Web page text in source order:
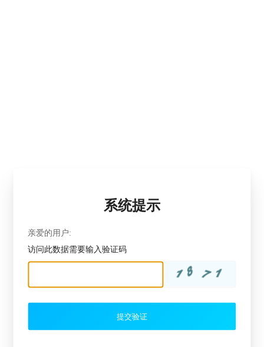
系统提示
亲爱的用户:
访问此数据需要输入验证码